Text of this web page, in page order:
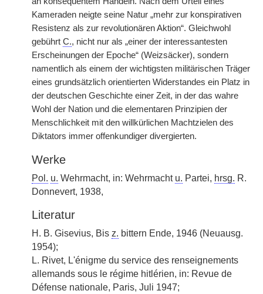
Kameraden neigte seine Natur „mehr zur konspirativen
Resistenz als zur revolutionären Aktion“. Gleichwohl
gebührt C., nicht nur als „einer der interessantesten
Erscheinungen der Epoche“ (Weizsäcker), sondern
namentlich als einem der wichtigsten militärischen Träger
eines grundsätzlich orientierten Widerstandes ein Platz in
der deutschen Geschichte einer Zeit, in der das wahre
Wohl der Nation und die elementaren Prinzipien der
Menschlichkeit mit den willkürlichen Machtzielen des
Diktators immer offenkundiger divergierten.
Werke
Pol. u. Wehrmacht, in: Wehrmacht u. Partei, hrsg. R.
Donnevert, 1938,
Literatur
H. B. Gisevius, Bis z. bittern Ende, 1946 (Neuausg.
1954);
L. Rivet, L'énigme du service des renseignements
allemands sous le régime hitlérien, in: Revue de
Défense nationale, Paris, Juli 1947;